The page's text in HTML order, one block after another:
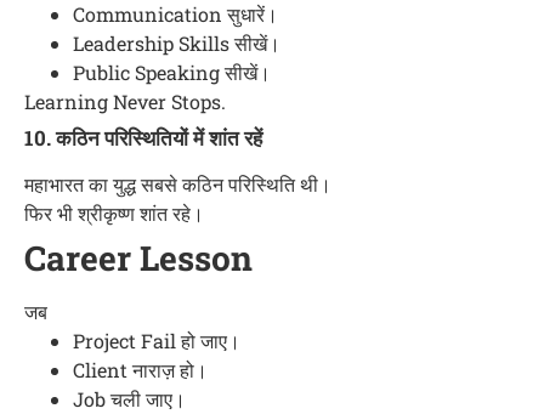
Communication सुधारें।
Leadership Skills सीखें।
Public Speaking सीखें।
Learning Never Stops.
10. कठिन परिस्थितियों में शांत रहें
महाभारत का युद्ध सबसे कठिन परिस्थिति थी।
फिर भी श्रीकृष्ण शांत रहे।
Career Lesson
जब
Project Fail हो जाए।
Client नाराज़ हो।
Job चली जाए।